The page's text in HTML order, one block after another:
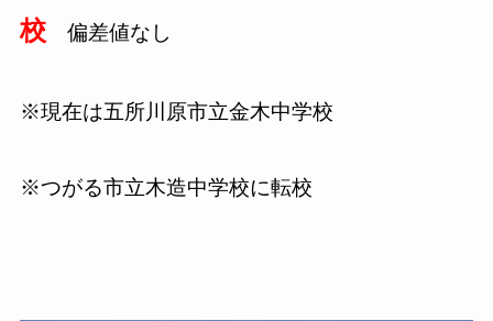
校偏差値なし
※現在は五所川原市立金木中学校
※つがる市立木造中学校に転校